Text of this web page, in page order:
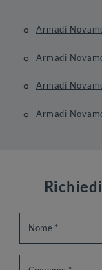
Armadi
Armadi
Armadi
Armadi